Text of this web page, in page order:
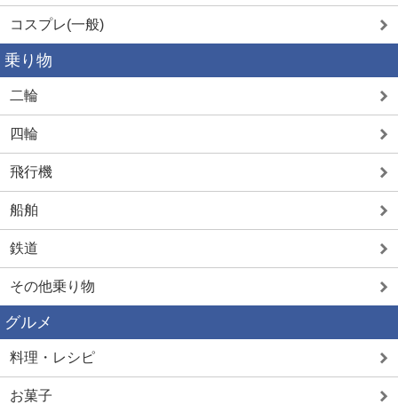
コスプレ(一般)
乗り物
二輪
四輪
飛行機
船舶
鉄道
その他乗り物
グルメ
料理・レシピ
お菓子